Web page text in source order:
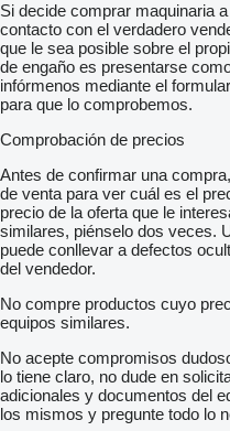
Si decide comprar maquinaria
contacto con el verdadero
que le sea posible sobre el
de engaño es presentarse
infórmenos mediante el
para que lo comprobemos.
Comprobación de precios
Antes de confirmar una
de venta para ver cuál es el
precio de la oferta que le
similares, piénselo dos veces.
puede conllevar a defectos
del vendedor.
No compre productos cuyo
equipos similares.
No acepte compromisos
lo tiene claro, no dude en
adicionales y documentos del
los mismos y pregunte todo lo